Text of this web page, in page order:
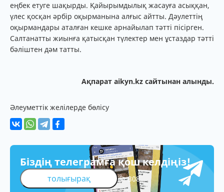
ең­бек етуге шақырды. Қайырым­ды­лық жасауға асыққан,
үлес қосқан әрбір оқырманына алғыс айтты. Дәулеттің
оқырмандары аталған кешке арнайылап тәтті пісірген.
Салтанатты жиынға қа­тысқан түлектер мен ұстаздар тәтті
бәліштен дәм татты.
Ақпарат aikyn.kz сайтынан алынды.
Әлеуметтік желілерде бөлісу
Біздің телеграмға қош келдіңіз!
толығырақ 308